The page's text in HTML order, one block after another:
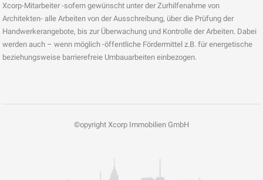
Xcorp-Mitarbeiter -sofern gewünscht unter der Zurhilfenahme von
Architekten- alle Arbeiten von der Ausschreibung, über die Prüfung der
Handwerkerangebote, bis zur Überwachung und Kontrolle der Arbeiten. Dabei
werden auch – wenn möglich -öffentliche Fördermittel z.B. für energetische
beziehungsweise barrierefreie Umbauarbeiten einbezogen.
©opyright Xcorp Immobilien GmbH